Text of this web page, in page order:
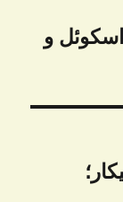
و
بیکار؛